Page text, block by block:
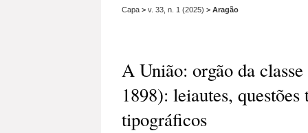
Capa > v. 33, n. 1 (2025) > Aragão
A União: orgão da
1898): leiautes,
tipográficos